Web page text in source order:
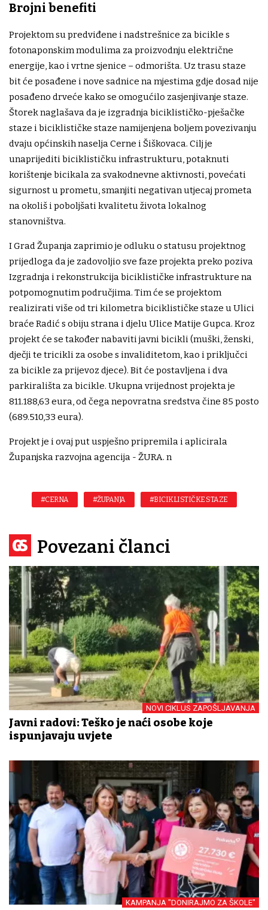
Brojni benefiti
Projektom su predviđene i nadstrešnice za bicikle s
fotonaponskim modulima za proizvodnju električne
energije, kao i vrtne sjenice – odmorišta. Uz trasu staze
bit će posađene i nove sadnice na mjestima gdje dosad nije
posađeno drveće kako se omogućilo zasjenjivanje staze.
Štorek naglašava da je izgradnja biciklističko-pješačke
staze i biciklističke staze namijenjena boljem povezivanju
dvaju općinskih naselja Cerne i Šiškovaca. Cilj je
unaprijediti biciklističku infrastrukturu, potaknuti
korištenje bicikala za svakodnevne aktivnosti, povećati
sigurnost u prometu, smanjiti negativan utjecaj prometa
na okoliš i poboljšati kvalitetu života lokalnog
stanovništva.
I Grad Županja zaprimio je odluku o statusu projektnog
prijedloga da je zadovoljio sve faze projekta preko poziva
Izgradnja i rekonstrukcija biciklističke infrastrukture na
potpomognutim područjima. Tim će se projektom
realizirati više od tri kilometra biciklističke staze u Ulici
braće Radić s obiju strana i djelu Ulice Matije Gupca. Kroz
projekt će se također nabaviti javni bicikli (muški, ženski,
dječji te tricikli za osobe s invaliditetom, kao i priključci
za bicikle za prijevoz djece). Bit će postavljena i dva
parkirališta za bicikle. Ukupna vrijednost projekta je
811.188,63 eura, od čega nepovratna sredstva čine 85 posto
(689.510,33 eura).
Projekt je i ovaj put uspješno pripremila i aplicirala
Županjska razvojna agencija - ŽURA. n
#CERNA #ŽUPANJA #BICIKLISTIČKE STAZE
Povezani članci
NOVI CIKLUS ZAPOŠLJAVANJA
Javni radovi: Teško je naći osobe koje
ispunjavaju uvjete
KAMPANJA "DONIRAJMO ZA ŠKOLE"